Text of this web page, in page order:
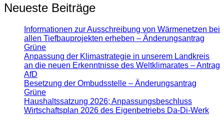
Neueste Beiträge
Informationen zur Ausschreibung von Wärmenetzen bei
allen Tiefbauprojekten erheben – Änderungsantrag
Grüne
Anpassung der Klimastrategie in unserem Landkreis
an die neuen Erkenntnisse des Weltklimarates – Antrag
AfD
Besetzung der Ombudsstelle – Änderungsantrag
Grüne
Haushaltssatzung 2026; Anpassungsbeschluss
Wirtschaftsplan 2026 des Eigenbetriebs Da-Di-Werk